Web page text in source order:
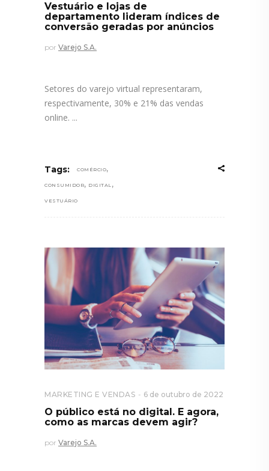
Vestuário e lojas de
departamento lideram índices de
conversão geradas por anúncios
por Varejo S.A.
Setores do varejo virtual representaram,
respectivamente, 30% e 21% das vendas
online.
Tags: COMÉRCIO,
CONSUMIDOR, DIGITAL ,
VESTUÁRIO
MARKETING E VENDAS 6 de outubro de 2022
O público está no digital. E agora,
como as marcas devem agir?
por Varejo S.A.